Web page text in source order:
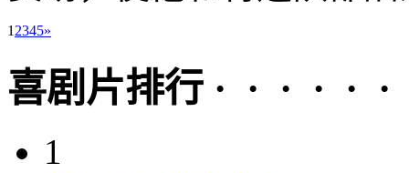
1 2345»
喜剧片排行 · · · · · ·
1